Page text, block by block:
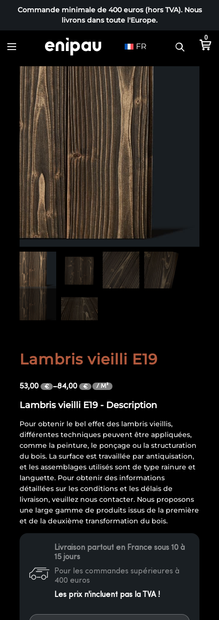
Commande minimale de 400 euros (hors TVA). Nous
livrons dans toute l'Europe.
FR
0
Lambris vieilli E19
53,00 € –84,00 € / M²
Lambris vieilli E19 - Description
Pour obtenir le bel effet des lambris vieillis,
différentes techniques peuvent être appliquées,
comme la peinture, le ponçage ou la structuration
du bois. La surface est travaillée par antiquisation,
et les assemblages utilisés sont de type rainure et
languette. Pour obtenir des informations
détaillées sur les conditions et les délais de
livraison, veuillez nous contacter. Nous proposons
une large gamme de produits issus de la première
et de la deuxième transformation du bois.
Livraison partout en France sous 10 à
15 jours
Pour les commandes supérieures à
400 euros
Les prix n'incluent pas la TVA !